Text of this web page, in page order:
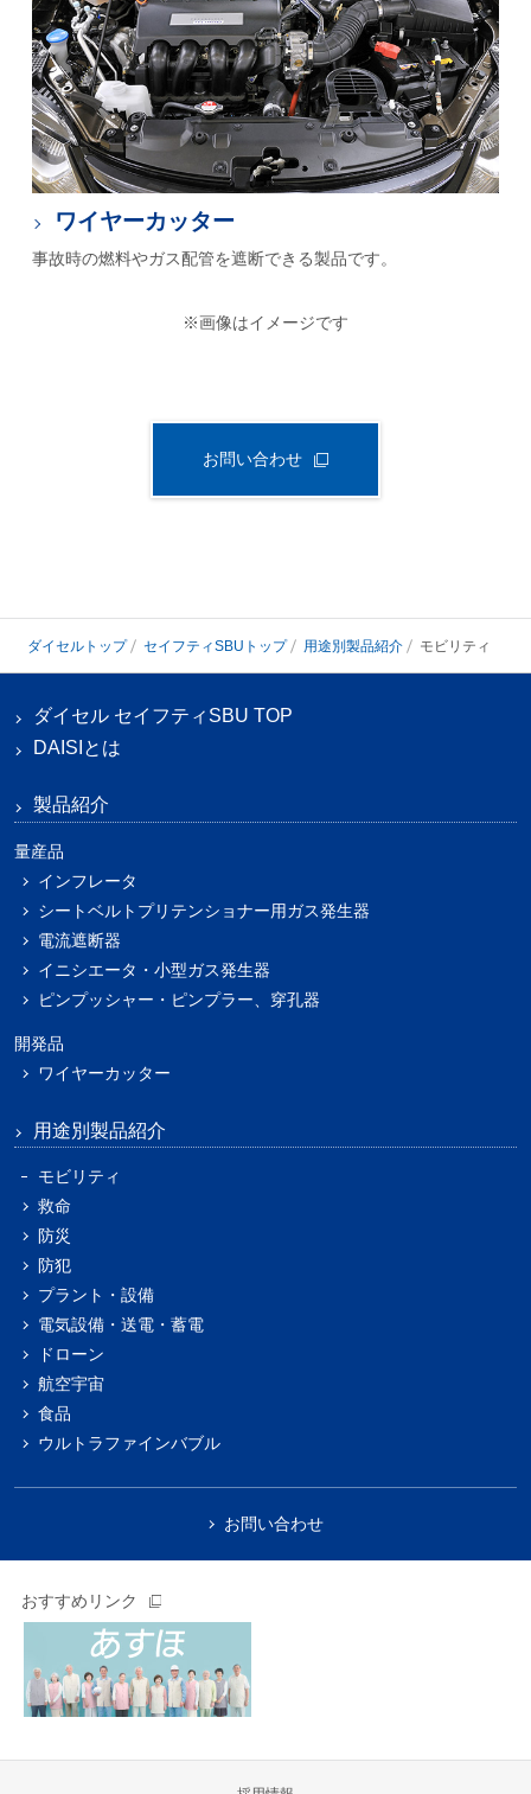
ワイヤーカッター
事故時の燃料やガス配管を遮断できる製品です。
※画像はイメージです
お問い合わせ
ダイセルトップ セイフティSBUトップ 用途別製品紹介 モビリティ
ダイセル セイフティSBU TOP
DAISIとは
製品紹介
量産品
インフレータ
シートベルトプリテンショナー用ガス発生器
電流遮断器
イニシエータ・小型ガス発生器
ピンプッシャー・ピンプラー、穿孔器
開発品
ワイヤーカッター
用途別製品紹介
モビリティ
救命
防災
防犯
プラント・設備
電気設備・送電・蓄電
ドローン
航空宇宙
食品
ウルトラファインバブル
お問い合わせ
おすすめリンク